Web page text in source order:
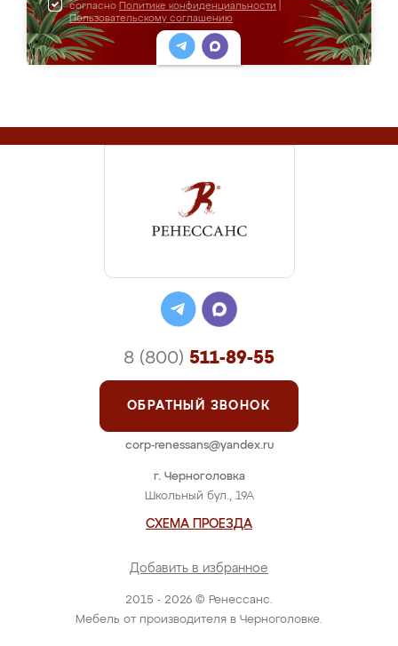
согласно Политике конфиденциальности
Пользовательскому соглашению
2015 - 2026 © Ренессанс.
Мебель от производителя в Черноголовке.
г. Черноголовка
Школьный бул., 19А
СХЕМА ПРОЕЗДА
Добавить в избранное
8 (800) 511-89-55
ОБРАТНЫЙ ЗВОНОК
corp-renessans@yandex.ru